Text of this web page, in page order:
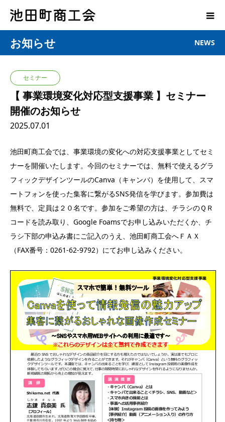
お知らせ NEWS
セミナー
【 事業環境変化対応型支援事業 】セミナー
開催のお知らせ
2025.07.01
池田町商工会では、事業環境の変化への対応支援事業としてセミ
ナーを開催いたします。今回のセミナーでは、無料で使えるグラ
フィックデザインツールのCanva（キャンバ）を使用して、スマ
ートフォンを使った集客に繋がるSNS発信を学びます。参加費は
無料で、定員は２０名です。参加をご希望の方は、チラシのＱＲ
コードを読み取り、Google Foamsでお申し込みいただくか、チ
ラシ下部の申込み書にご記入のうえ、池田町商工会へＦＡＸ
（FAX番号：0261-62-9792）にてお申し込みください。